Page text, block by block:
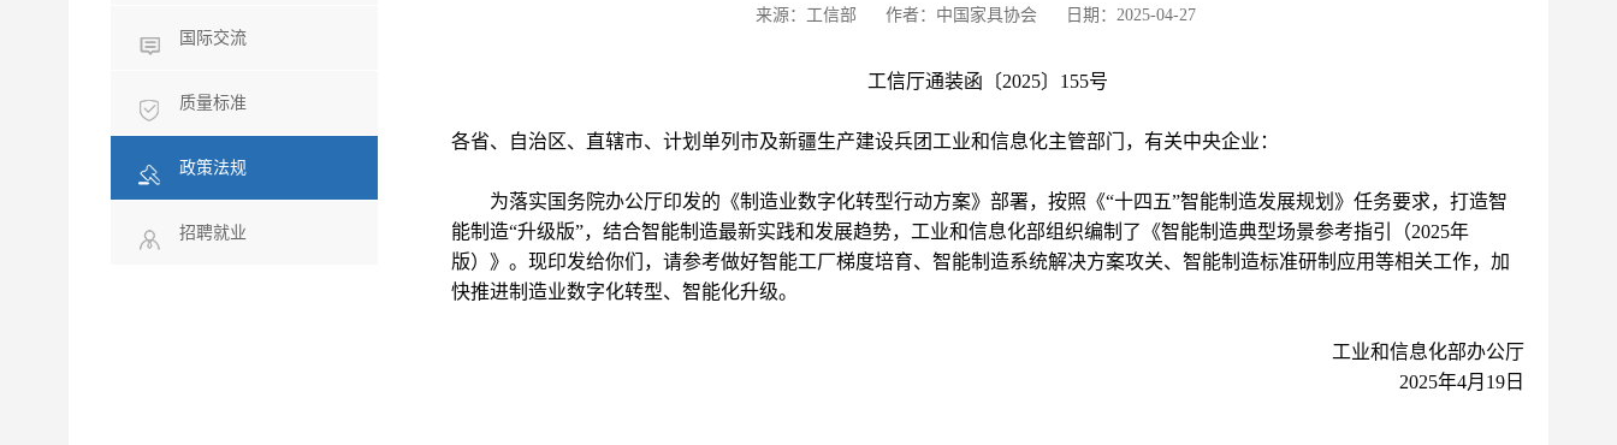
国际交流
质量标准
政策法规
招聘就业
来源：工信部 作者：中国家具协会 日期：2025-04-27
工信厅通装函〔2025〕155号
各省、自治区、直辖市、计划单列市及新疆生产建设兵团工业和信息化主管部门，有关中央企业：
为落实国务院办公厅印发的《制造业数字化转型行动方案》部署，按照《“十四五”智能制造发展规划》任务要求，打造智
能制造“升级版”，结合智能制造最新实践和发展趋势，工业和信息化部组织编制了《智能制造典型场景参考指引（2025年
版）》。现印发给你们，请参考做好智能工厂梯度培育、智能制造系统解决方案攻关、智能制造标准研制应用等相关工作，加
快推进制造业数字化转型、智能化升级。
工业和信息化部办公厅
2025年4月19日